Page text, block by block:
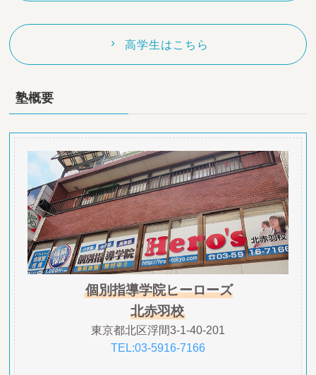
高学生はこちら
塾概要
個別指導学院ヒーローズ
北赤羽校
東京都北区浮間3-1-40-201
TEL:03-5916-7166